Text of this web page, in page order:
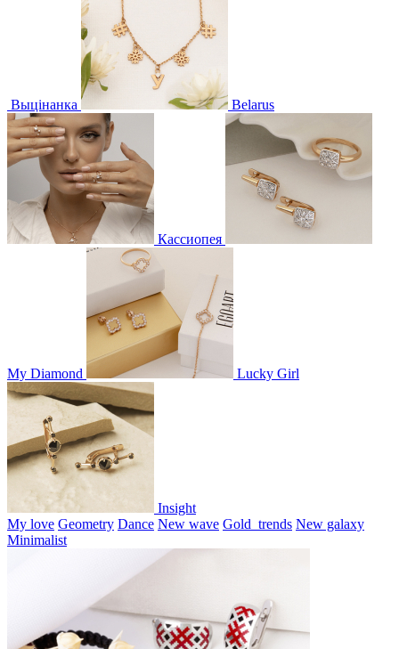
Выцінанка Belarus
Кассиопея
My Diamond Lucky Girl
Insight
My love Geometry Dance New wave Gold_trends New galaxy
Minimalist